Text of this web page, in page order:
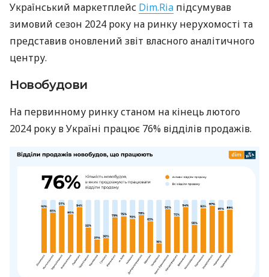
Український маркетплейс Dim.Ria підсумував
зимовий сезон 2024 року на ринку нерухомості та
представив оновлений звіт власного аналітичного
центру.
Новобудови
На первинному ринку станом на кінець лютого
2024 року в Україні працює 76% відділів продажів.